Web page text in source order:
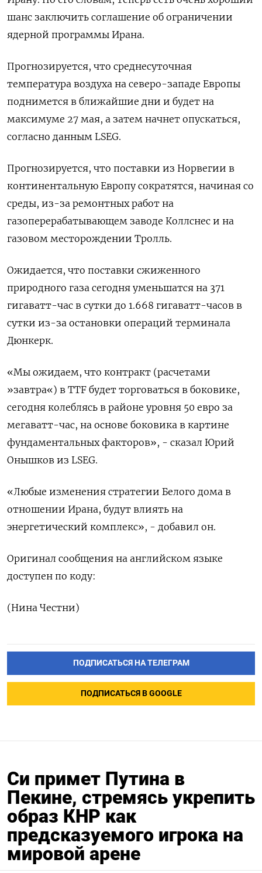
шанс заключить соглашение ‌об ограничении
ядерной программы Ирана.
Прогнозируется, что среднесуточная
температура воздуха на северо-западе Европы
поднимется в ближайшие дни и будет ​на
максимуме 27 мая, ​а затем ‌начнет опускаться,
согласно данным LSEG.
Прогнозируется, что поставки из Норвегии в ​
континентальную Европу сократятся, начиная со
среды, из-за ремонтных работ на
газоперерабатывающем заводе Коллснес и на
газовом месторождении Тролль.
Ожидается, что поставки сжиженного
природного газа сегодня уменьшатся на 371
гигаватт-час в сутки до 1.668 гигаватт-часов в
сутки из-за остановки операций терминала
Дюнкерк.
«Мы ожидаем, что ​контракт (расчетами
»завтра«) в TTF ⁠будет торговаться в боковике,
сегодня колеблясь в районе уровня 50 евро за
мегаватт-час, на ‌основе боковика в картине
фундаментальных факторов», - сказал Юрий
Онышков ‌из LSEG.
«Любые изменения стратегии Белого дома в
отношении Ирана, будут влиять ​на
энергетический комплекс», - добавил он.
Оригинал сообщения на английском ‌языке
доступен по коду:
(Нина Честни)
ПОДПИСАТЬСЯ НА ТЕЛЕГРАМ
ПОДПИСАТЬСЯ В GOOGLE
Си примет Путина в
Пекине, стремясь укрепить
образ КНР как
предсказуемого игрока на
мировой арене